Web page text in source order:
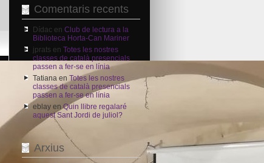
Comentaris recents
Dídac en Club de lectura a la
Biblioteca Horta-Can Mariner
jprats en Totes les nostres
classes de català presencials
passen a fer-se en línia
Tatianaen Totes les nostres
classes de català presencials
passen a fer-se en línia
eblayenQuin llibre regalaré
aquest Sant Jordi de juliol?
Arxius